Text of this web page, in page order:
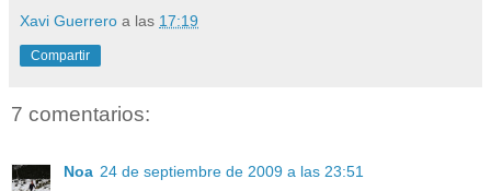
Xavi Guerrero a las 17:19
Compartir
7 comentarios:
Noa 24 de septiembre de 2009 a las 23:51